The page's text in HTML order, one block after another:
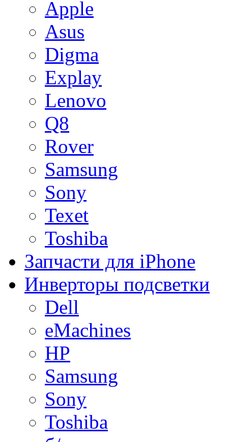
Apple
Asus
Digma
Explay
Lenovo
Q8
Rover
Samsung
Sony
Texet
Toshiba
Запчасти для iPhone
Инверторы подсветки
Dell
eMachines
HP
Samsung
Sony
Toshiba